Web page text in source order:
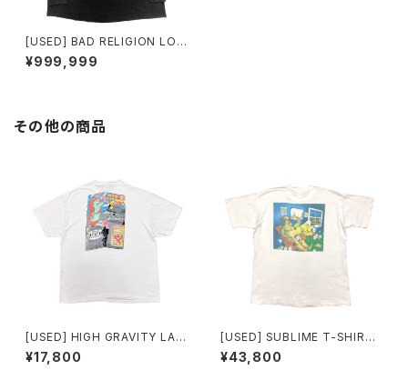
[USED] BAD RELIGION LON
G SLEEVE T-SHIRT strange
r than fiction
¥999,999
その他の商品
[USED] HIGH GRAVITY LAG
ER T-SHIRT kozik design
¥17,800
[USED] SUBLIME T-SHIRT
¥43,800